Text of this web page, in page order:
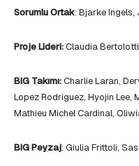
Sorumlu Ortak: Bjarke
Proje Lideri:Claudia Bertolotti
BIG Takımı:Charlie Laran,
Lopez Rodriguez, Hyojin
Mathieu Michel Cardinal,
BIG Peyzaj: Giulia Frittoli,